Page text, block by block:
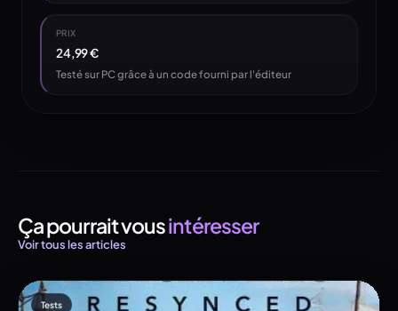
PRIX
24,99 €
Testé sur PC grâce à un code fourni par l'éditeur
Ça pourrait vousintéresser
Voir tous les articles
Tests